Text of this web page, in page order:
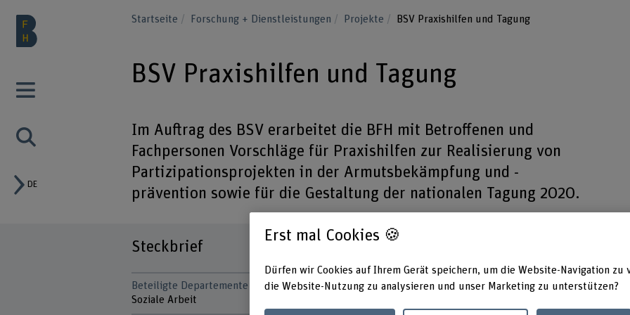
DE
Startseite Forschung + Dienstleistungen Projekte BSV Praxishilfen und Tagung
BSV Praxishilfen und Tagung
Im Auftrag des BSV erarbeitet die BFH mit Betroffenen und
Fachpersonen Vorschläge für Praxishilfen zur Realisierung von
Partizipationsprojekten in der Armutsbekämpfung und -
prävention sowie für die Gestaltung der nationalen Tagung 2020.
Steckbrief
Beteiligte Departemente
Soziale Arbeit
Laufzeit
Erst mal Cookies 🍪
Dürfen wir Cookies auf Ihrem Gerät speichern, um die Website-Navigation zu
die Website-Nutzung zu analysieren und unser Marketing zu unterstützen?